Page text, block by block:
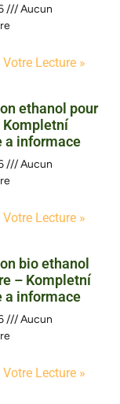
Aucun
Lecture »
ethanol pour
a informace
Aucun
Lecture »
bio ethanol
– Kompletní
a informace
Aucun
Lecture »